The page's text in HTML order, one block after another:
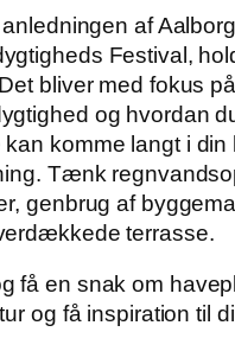
af Aalborg
Festival,
bliver med fokus på
og hvordan
komme langt i din
Tænk
genbrug af
terrasse.
få en snak om
og få inspiration til